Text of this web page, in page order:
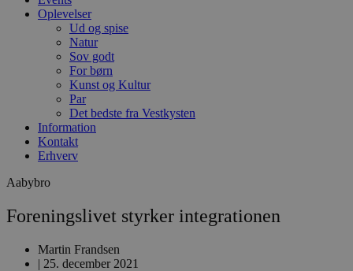
Oplevelser
Ud og spise
Natur
Sov godt
For børn
Kunst og Kultur
Par
Det bedste fra Vestkysten
Information
Kontakt
Erhverv
Aabybro
Foreningslivet styrker integrationen
Martin Frandsen
| 25. december 2021